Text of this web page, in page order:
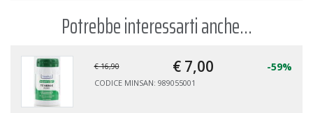
Potrebbe interessarti anche...
€ 16,90 € 7,00 -59%
CODICE MINSAN: 989055001